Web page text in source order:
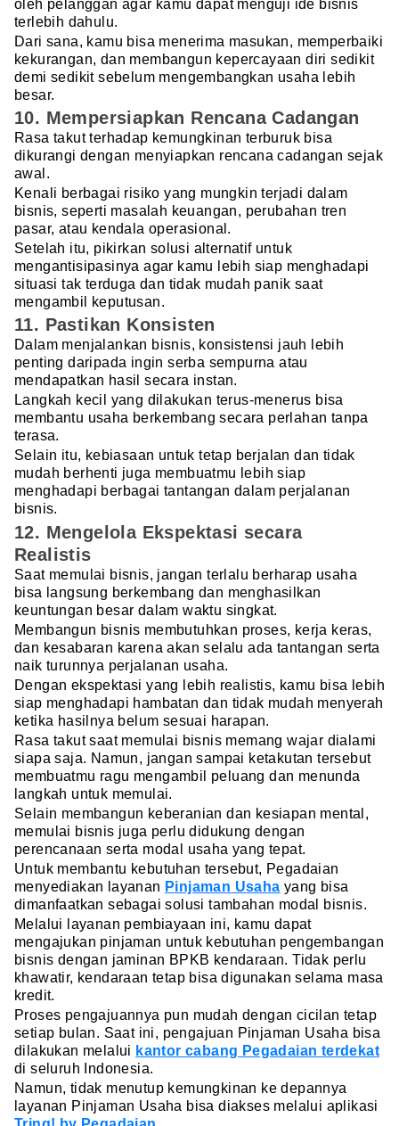
oleh pelanggan agar kamu dapat menguji ide bisnis
terlebih dahulu.
Dari sana, kamu bisa menerima masukan, memperbaiki
kekurangan, dan membangun kepercayaan diri sedikit
demi sedikit sebelum mengembangkan usaha lebih
besar.
10. Mempersiapkan Rencana Cadangan
Rasa takut terhadap kemungkinan terburuk bisa
dikurangi dengan menyiapkan rencana cadangan sejak
awal.
Kenali berbagai risiko yang mungkin terjadi dalam
bisnis, seperti masalah keuangan, perubahan tren
pasar, atau kendala operasional.
Setelah itu, pikirkan solusi alternatif untuk
mengantisipasinya agar kamu lebih siap menghadapi
situasi tak terduga dan tidak mudah panik saat
mengambil keputusan.
11. Pastikan Konsisten
Dalam menjalankan bisnis, konsistensi jauh lebih
penting daripada ingin serba sempurna atau
mendapatkan hasil secara instan.
Langkah kecil yang dilakukan terus-menerus bisa
membantu usaha berkembang secara perlahan tanpa
terasa.
Selain itu, kebiasaan untuk tetap berjalan dan tidak
mudah berhenti juga membuatmu lebih siap
menghadapi berbagai tantangan dalam perjalanan
bisnis.
12. Mengelola Ekspektasi secara
Realistis
Saat memulai bisnis, jangan terlalu berharap usaha
bisa langsung berkembang dan menghasilkan
keuntungan besar dalam waktu singkat.
Membangun bisnis membutuhkan proses, kerja keras,
dan kesabaran karena akan selalu ada tantangan serta
naik turunnya perjalanan usaha.
Dengan ekspektasi yang lebih realistis, kamu bisa lebih
siap menghadapi hambatan dan tidak mudah menyerah
ketika hasilnya belum sesuai harapan.
Rasa takut saat memulai bisnis memang wajar dialami
siapa saja. Namun, jangan sampai ketakutan tersebut
membuatmu ragu mengambil peluang dan menunda
langkah untuk memulai.
Selain membangun keberanian dan kesiapan mental,
memulai bisnis juga perlu didukung dengan
perencanaan serta modal usaha yang tepat.
Untuk membantu kebutuhan tersebut, Pegadaian
menyediakan layanan Pinjaman Usaha yang bisa
dimanfaatkan sebagai solusi tambahan modal bisnis.
Melalui layanan pembiayaan ini, kamu dapat
mengajukan pinjaman untuk kebutuhan pengembangan
bisnis dengan jaminan BPKB kendaraan. Tidak perlu
khawatir, kendaraan tetap bisa digunakan selama masa
kredit.
Proses pengajuannya pun mudah dengan cicilan tetap
setiap bulan. Saat ini, pengajuan Pinjaman Usaha bisa
dilakukan melalui kantor cabang Pegadaian terdekat
di seluruh Indonesia.
Namun, tidak menutup kemungkinan ke depannya
layanan Pinjaman Usaha bisa diakses melalui aplikasi